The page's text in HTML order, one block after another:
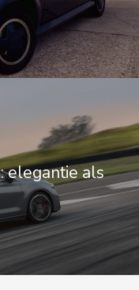
elegantie als